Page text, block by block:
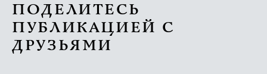
ПОДЕЛИТЕСЬ
ПУБЛИКАЦИЕЙ С
ДРУЗЬЯМИ